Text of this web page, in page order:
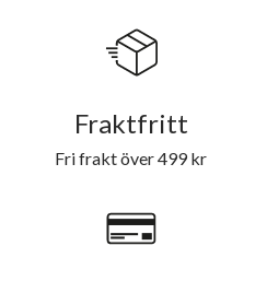
Fraktfritt
Fri frakt över 499 kr